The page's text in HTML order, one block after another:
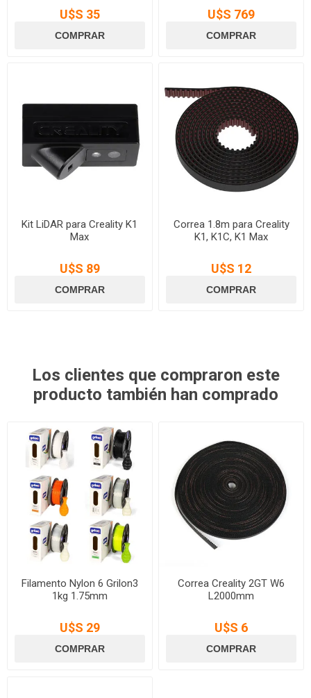
U$S 35 U$S 769
Kit LiDAR para Creality K1
Max
U$S 89
Correa 1.8m para Creality
K1, K1C, K1 Max
U$S 12
Los clientes que compraron este
producto también han comprado
Filamento Nylon 6 Grilon3
1kg 1.75mm
U$S 29
Correa Creality 2GT W6
L2000mm
U$S 6